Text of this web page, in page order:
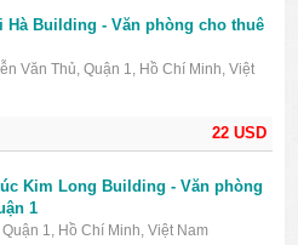
22 USD
Hà Building - Văn phòng cho thuê
Văn Thủ, Quận 1, Hồ Chí Minh, Việt
Kim Long Building - Văn phòng
1
1, Hồ Chí Minh, Việt Nam